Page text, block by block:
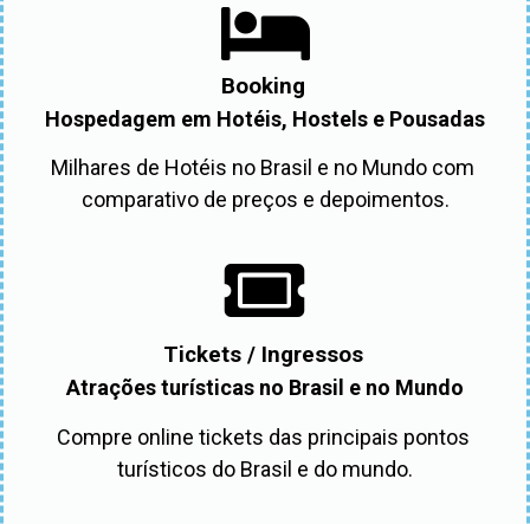
Booking
Hospedagem em Hotéis, Hostels e Pousadas
Milhares de Hotéis no Brasil e no Mundo com
comparativo de preços e depoimentos.
Tickets / Ingressos
Atrações turísticas no Brasil e no Mundo
Compre online tickets das principais pontos
turísticos do Brasil e do mundo.